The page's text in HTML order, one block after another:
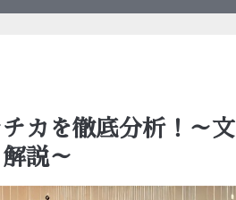
チカを徹底分析！～
説～